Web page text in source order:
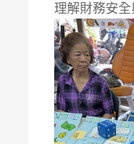
理解財務安全